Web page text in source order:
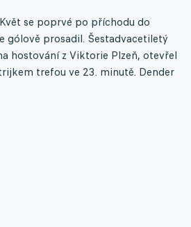
se poprvé po příchodu do
gólově prosadil. Šestadvacetiletý
hostování z Viktorie Plzeň, otevřel
trefou ve 23. minutě. Dender